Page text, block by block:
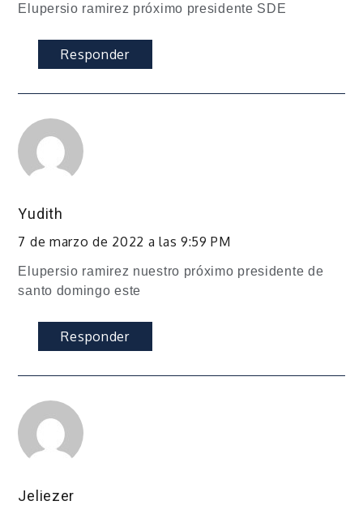
Elupersio ramirez próximo presidente SDE
Responder
Yudith
7 de marzo de 2022 a las 9:59 PM
Elupersio ramirez nuestro próximo presidente de
santo domingo este
Responder
Jeliezer